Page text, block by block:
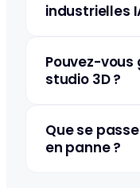
industrielles
Pouvez-
studio 3D ?
Que se
en panne ?